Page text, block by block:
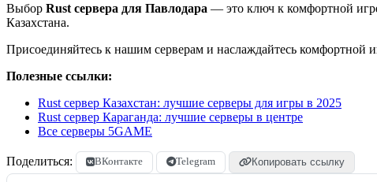
Выбор Rust сервера для Павлодара — это ключ к комфортной
Казахстана.
Присоединяйтесь к нашим серверам и наслаждайтесь комфортной
Полезные ссылки:
Rust сервер Казахстан: лучшие серверы для игры в 2025
Rust сервер Караганда: лучшие серверы в центре
Все серверы 5GAME
Поделиться: ВКонтакте Telegram Копировать ссылку